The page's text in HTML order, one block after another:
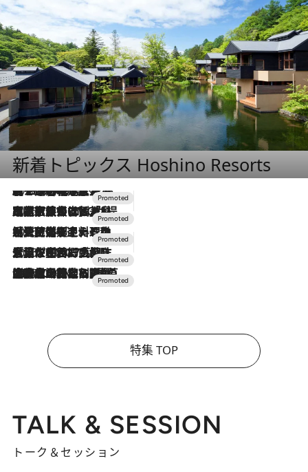
新着トピックス Hoshino Resorts
2026.8.7
【トンボの足水浴】ヒノキの香りに包まれて涼感マックス！約13℃の湧水かけ流しを避暑地「星野温泉 トンボの湯」で体験
2026.7.31
【ホテル帰省】という選択肢をOMOが提案。家族とほどよい距離を保つには「昼は実家、夜は気兼ねなくホテルで！」
2026.7.24
【夏限定ディナーコース】旬を迎える稚鮎や花ズッキーニなどをイタリア・トスカーナの郷土料理の手法で満喫！
2026.7.17
「土佐和ハーブかき氷」がOMO7高知に登場！生姜、山椒、大葉など目にも舌にも涼を呼ぶ郷土の味
2026.7.10
NEW OPEN！【界 草津】名湯の地に誕生。趣の異なる2種の温泉と上州ならではの会席・蕎麦割烹など美食を味わう究極の癒やし旅
特集 TOP
TALK & SESSION
トーク＆セッション